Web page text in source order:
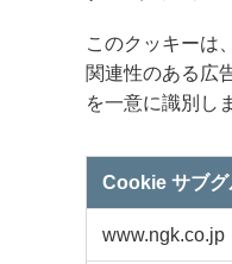
このクッキーは
関連性のある広
を一意に識別し
Cookie サブグ
www.ngk.co.jp